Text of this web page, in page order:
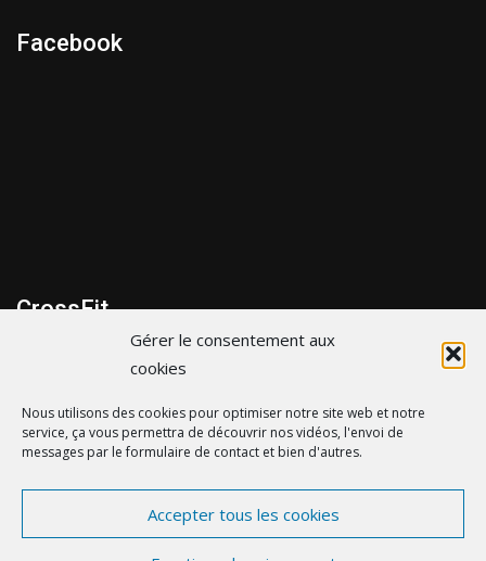
Gérer le consentement aux
cookies
Nous utilisons des cookies pour optimiser notre site web et notre
service, ça vous permettra de découvrir nos vidéos, l'envoi de
messages par le formulaire de contact et bien d'autres.
Accepter tous les cookies
Facebook
CrossFit
299 bis Route de la cote d’Amour, 44600 Saint-Nazaire
06 43 35 31 65
contact@crossfitsaintnazaire.fr